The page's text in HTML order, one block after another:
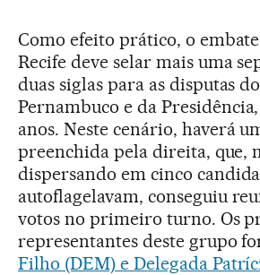
Como efeito prático, o embate
Recife deve selar mais uma
duas siglas para as disputas
Pernambuco e da
anos. Neste cenário, haverá
preenchida pela direita, que,
dispersando em cinco
autoflagelavam, conseguiu
votos no primeiro turno. Os
representantes deste grupo
Filho (DEM) e Delegada